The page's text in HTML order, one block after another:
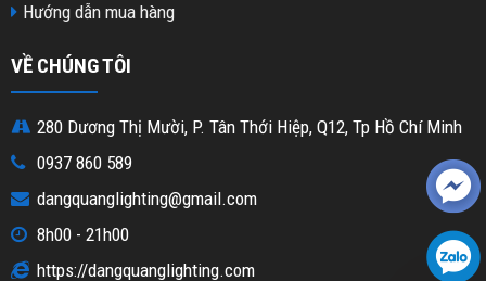
Hướng dẫn mua hàng
VỀ CHÚNG TÔI
280 Dương Thị Mười, P. Tân Thới Hiệp, Q12, Tp Hồ Chí Minh
0937 860 589
dangquanglighting@gmail.com
8h00 - 21h00
https://dangquanglighting.com